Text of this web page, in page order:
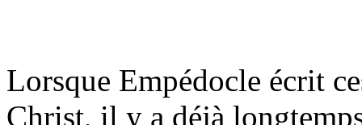
Lorsque Empédocle écrit
Christ, il y a déjà